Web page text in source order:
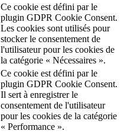
Ce cookie est défini par le
plugin GDPR Cookie Consent.
Les cookies sont utilisés pour
stocker le consentement de
l'utilisateur pour les cookies de
la catégorie « Nécessaires ».
Ce cookie est défini par le
plugin GDPR Cookie Consent.
Il sert à enregistrer le
consentement de l'utilisateur
pour les cookies de la catégorie
« Performance ».